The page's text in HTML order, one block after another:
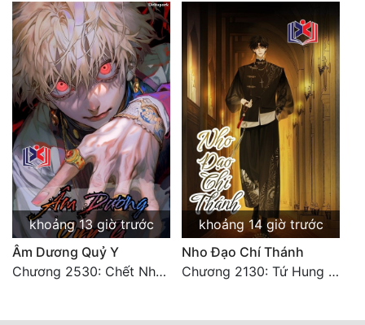
khoảng 13 giờ trước
Âm Dương Quỷ Y
Chương 2530: Chết Như Thế Nào
khoảng 14 giờ trước
Nho Đạo Chí Thánh
Chương 2130: Tứ Hung Cổ Yêu